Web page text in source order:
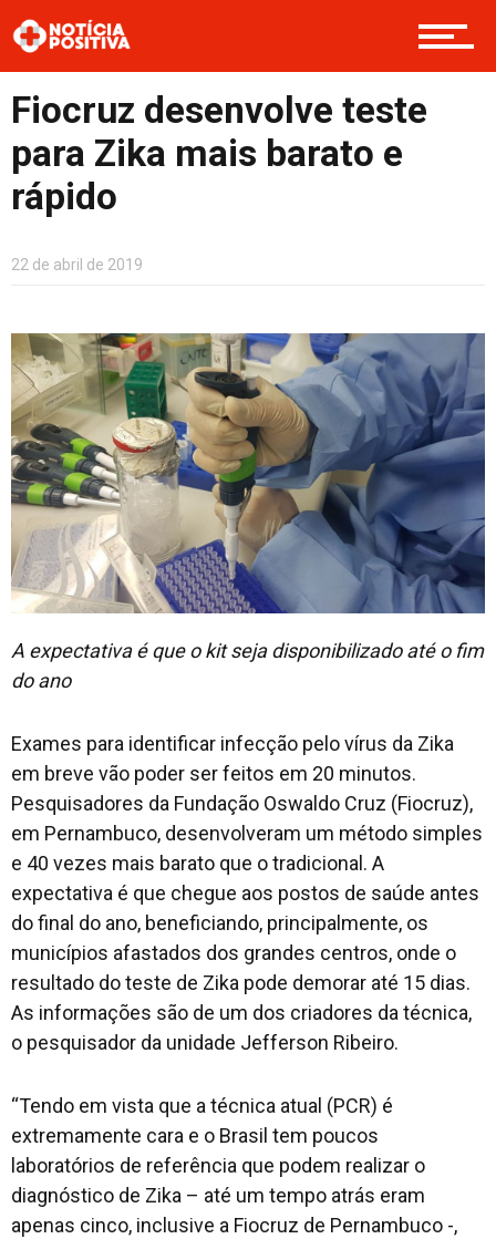
Cultura
Contato
Fiocruz desenvolve teste
para Zika mais barato e
rápido
22 de abril de 2019
A expectativa é que o kit seja disponibilizado até o fim
do ano
Exames para identificar infecção pelo vírus da Zika
em breve vão poder ser feitos em 20 minutos.
Pesquisadores da Fundação Oswaldo Cruz (Fiocruz),
em Pernambuco, desenvolveram um método simples
e 40 vezes mais barato que o tradicional. A
expectativa é que chegue aos postos de saúde antes
do final do ano, beneficiando, principalmente, os
municípios afastados dos grandes centros, onde o
resultado do teste de Zika pode demorar até 15 dias.
As informações são de um dos criadores da técnica,
o pesquisador da unidade Jefferson Ribeiro.
“Tendo em vista que a técnica atual (PCR) é
extremamente cara e o Brasil tem poucos
laboratórios de referência que podem realizar o
diagnóstico de Zika – até um tempo atrás eram
apenas cinco, inclusive a Fiocruz de Pernambuco -,